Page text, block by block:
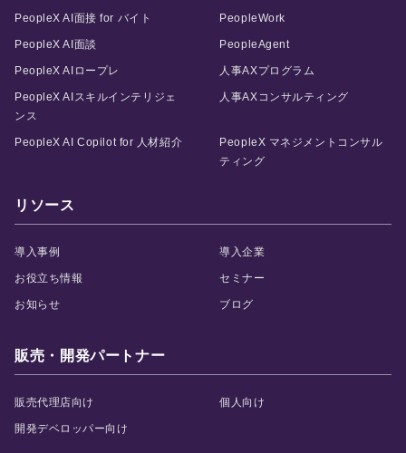
PeopleX AI面接 for バイト PeopleWork
PeopleX AI面談 PeopleAgent
PeopleX AIロープレ 人事AXプログラム
PeopleX AIスキルインテリジェ
ンス
人事AXコンサルティング
PeopleX AI Copilot for 人材紹介
PeopleX マネジメントコンサル
ティング
リソース
導入事例 導入企業
お役立ち情報 セミナー
お知らせ ブログ
販売・開発パートナー
販売代理店向け 個人向け
開発デベロッパー向け